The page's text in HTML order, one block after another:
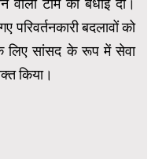
वाली टीम को बधाई दी।
परिवर्तनकारी बदलावों को
के लिए सांसद के रूप में सेवा
किया।